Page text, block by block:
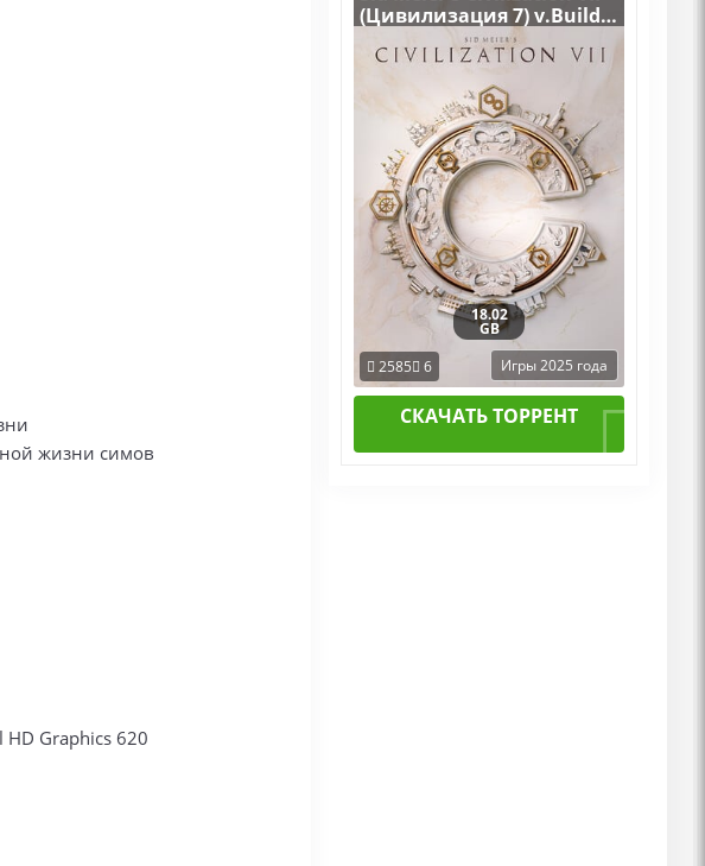
жизни симов
HD Graphics 620
(Цивилизация 7) v.Build
17226959 [RUS|ENG] (2025)
PC Лицензия
18.02
GB
2585
6 Игры 2025 года
СКАЧАТЬ ТОРРЕНТ